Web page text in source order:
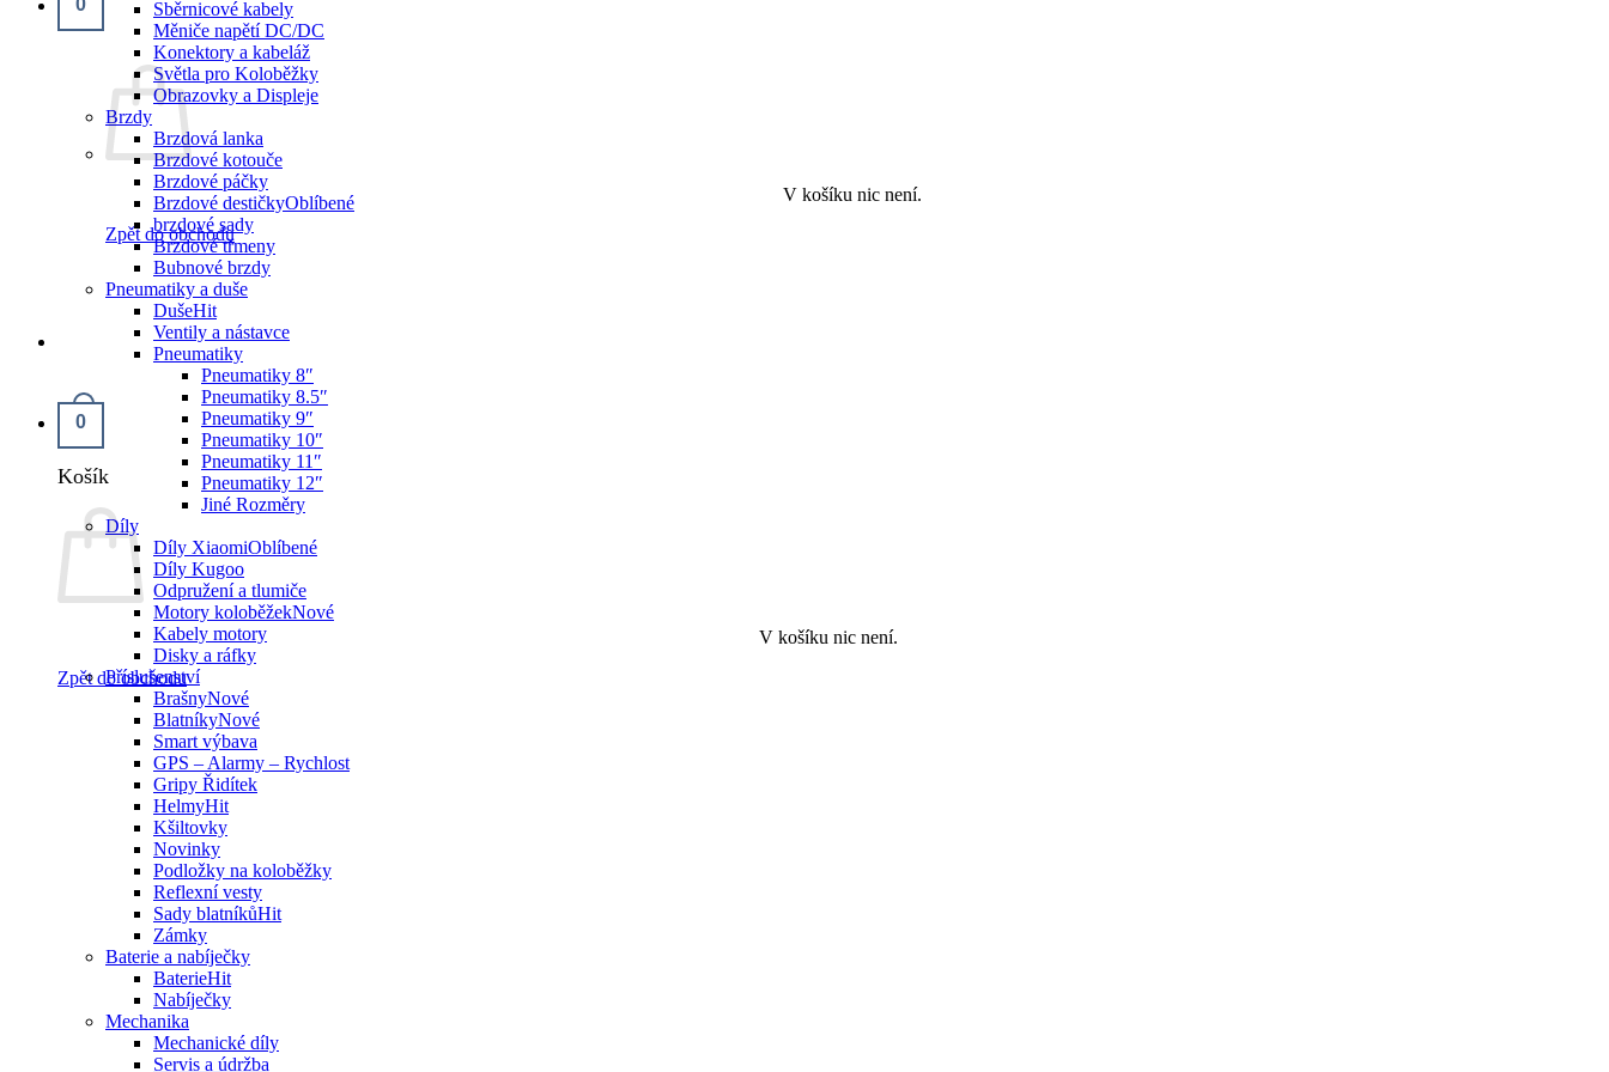
V košíku nic není.
Zpět do obchodu
0
Košík
V košíku nic není.
Zpět do obchodu
Sběrnicové kabely
Měniče napětí DC/DC
Konektory a kabeláž
Světla pro Koloběžky
Obrazovky a Displeje
Brzdy
Brzdová lanka
Brzdové kotouče
Brzdové páčky
Brzdové destičky
brzdové sady
Brzdové třmeny
Bubnové brzdy
Pneumatiky a duše
Duše
Ventily a nástavce
Pneumatiky
Pneumatiky 8″
Pneumatiky 8.5″
Pneumatiky 9″
Pneumatiky 10″
Pneumatiky 11″
Pneumatiky 12″
Jiné Rozměry
Díly
Díly Xiaomi
Díly Kugoo
Odpružení a tlumiče
Motory koloběžek
Kabely motory
Disky a ráfky
Příslušenství
Brašny
Blatníky
Smart výbava
GPS – Alarmy – Rychlost
Gripy Řidítek
Helmy
Kšiltovky
Novinky
Podložky na koloběžky
Reflexní vesty
Sady blatníků
Zámky
Baterie a nabíječky
Baterie
Nabíječky
Mechanika
Mechanické díly
Servis a údržba